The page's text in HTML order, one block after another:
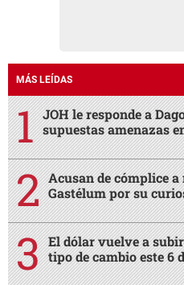
MÁS LEÍDAS
JOH le responde a
supuestas amenazas
Acusan de cómplice
Gastélum por su
El dólar vuelve a
tipo de cambio este 6